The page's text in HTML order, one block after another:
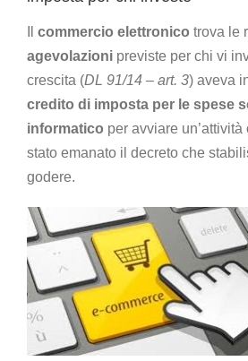
commercio elettronico trova le
agevolazioni previste per chi vi
crescita (DL 91/14 – art. 3) aveva
credito di imposta per le spese
informatico per avviare
stato emanato il decreto che
godere.